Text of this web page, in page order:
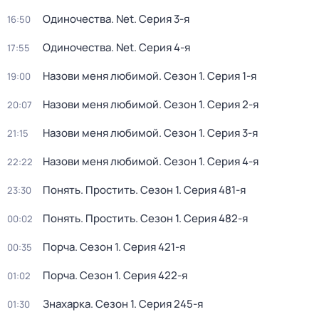
16:50 Одиночества. Net. Серия 3-я
17:55 Одиночества. Net. Серия 4-я
19:00 Назови меня любимой. Сезон 1. Серия 1-я
20:07 Назови меня любимой. Сезон 1. Серия 2-я
21:15 Назови меня любимой. Сезон 1. Серия 3-я
22:22 Назови меня любимой. Сезон 1. Серия 4-я
23:30 Понять. Простить. Сезон 1. Серия 481-я
00:02 Понять. Простить. Сезон 1. Серия 482-я
00:35 Порча. Сезон 1. Серия 421-я
01:02 Порча. Сезон 1. Серия 422-я
01:30 Знaхaрка. Сезон 1. Серия 245-я